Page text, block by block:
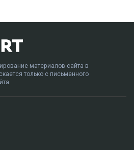
материалов сайта в
только с письменного